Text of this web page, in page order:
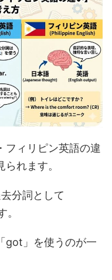
フィリピン英語の違
れます。
分詞として
got」を使うのが一